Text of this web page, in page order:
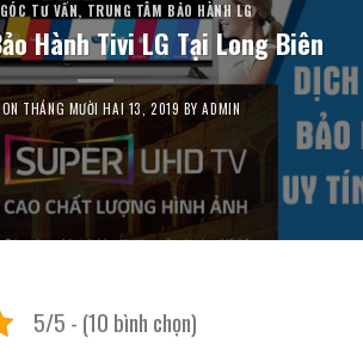
GÓC TƯ VẤN, TRUNG TÂM BẢO HÀNH LG
Hành Tivi LG Tại Long Biên
THÁNG MƯỜI HAI 13, 2019 BYADMIN
5/5 - (10 bình chọn)